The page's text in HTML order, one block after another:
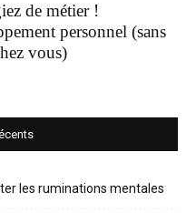
de métier !
personnel (sans
vous)
les ruminations mentales